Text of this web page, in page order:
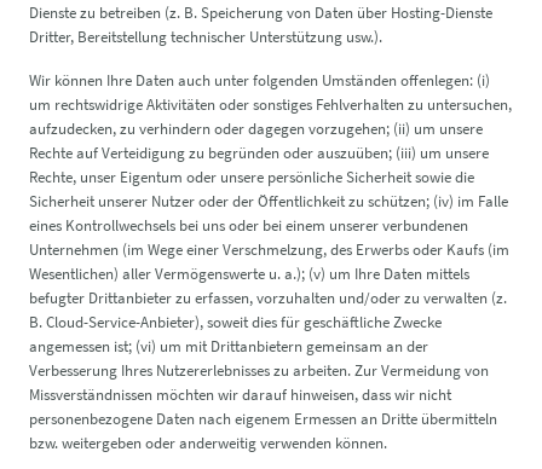
Dienste zu betreiben (z. B. Speicherung von Daten über Hosting-Dienste
Dritter, Bereitstellung technischer Unterstützung usw.).
Wir können Ihre Daten auch unter folgenden Umständen offenlegen: (i)
um rechtswidrige Aktivitäten oder sonstiges Fehlverhalten zu untersuchen,
aufzudecken, zu verhindern oder dagegen vorzugehen; (ii) um unsere
Rechte auf Verteidigung zu begründen oder auszuüben; (iii) um unsere
Rechte, unser Eigentum oder unsere persönliche Sicherheit sowie die
Sicherheit unserer Nutzer oder der Öffentlichkeit zu schützen; (iv) im Falle
eines Kontrollwechsels bei uns oder bei einem unserer verbundenen
Unternehmen (im Wege einer Verschmelzung, des Erwerbs oder Kaufs (im
Wesentlichen) aller Vermögenswerte u. a.); (v) um Ihre Daten mittels
befugter Drittanbieter zu erfassen, vorzuhalten und/oder zu verwalten (z.
B. Cloud-Service-Anbieter), soweit dies für geschäftliche Zwecke
angemessen ist; (vi) um mit Drittanbietern gemeinsam an der
Verbesserung Ihres Nutzererlebnisses zu arbeiten. Zur Vermeidung von
Missverständnissen möchten wir darauf hinweisen, dass wir nicht
personenbezogene Daten nach eigenem Ermessen an Dritte übermitteln
bzw. weitergeben oder anderweitig verwenden können.